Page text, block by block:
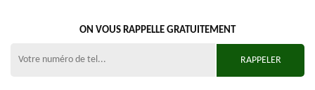
ON VOUS RAPPELLE GRATUITEMENT